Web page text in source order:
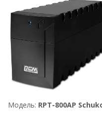
Модель: RPT-800AP